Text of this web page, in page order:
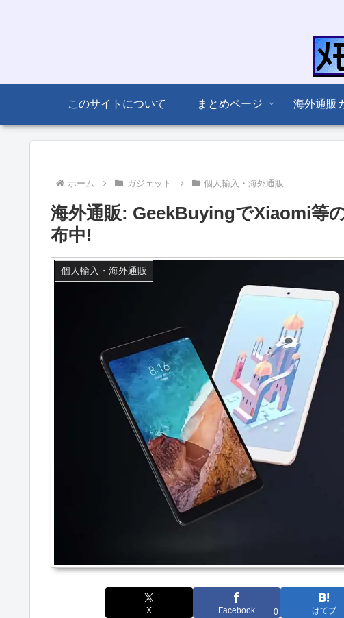
このサイトについて まとめページ 海外通販
ホーム ガジェット 個人輸入・海外通販
海外通販: GeekBuyingでXiaomi等
布中!
個人輸入・海外通販
X Facebook 0 はてブ